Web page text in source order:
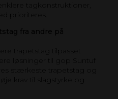
tagkonstruktioner,
prioriteres.
fra andre på
trapetstag tilpasset
løsninger til gop Suntuf
stærkeste trapetstag og
krav til slagstyrke og